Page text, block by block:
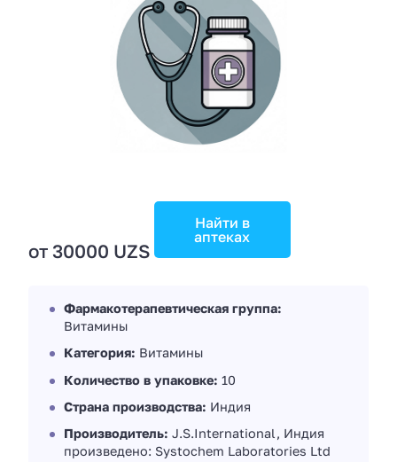
от 30000 UZS
Найти в
аптеках
Фармакотерапевтическая группа:
Витамины
Категория: Витамины
Количество в упаковке: 10
Страна производства: Индия
Производитель: J.S.International, Индия
произведено: Systochem Laboratories Ltd